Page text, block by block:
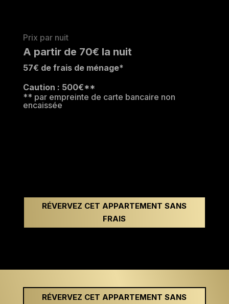
Prix par nuit
A partir de 70€ la nuit
57€ de frais de ménage*
Caution : 500€**
** par empreinte de carte bancaire non
encaissée
RÉVERVEZ CET APPARTEMENT SANS
FRAIS
RÉVERVEZ CET APPARTEMENT SANS